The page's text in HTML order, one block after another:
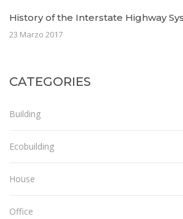
History of the Interstate Highway
23 Marzo 2017
CATEGORIES
Building
Ecobuilding
House
Office